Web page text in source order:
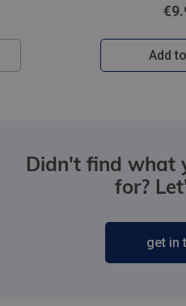
Add
Didn't find what
for?
get in